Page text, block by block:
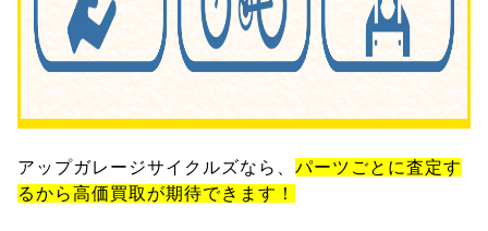
アップガレージサイクルズなら、 パーツごとに査定す
るから高価買取が期待できます！